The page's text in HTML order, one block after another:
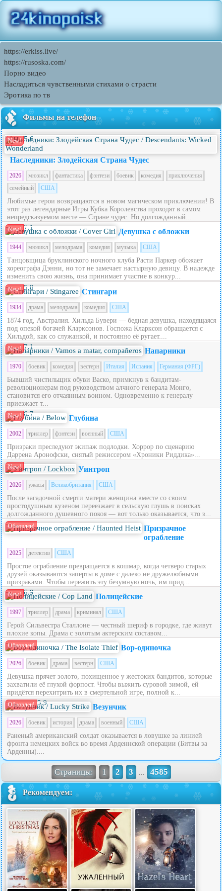
https://erkiss.live/
https://rusoska.com/
Порно видео
Насладиться чувственными стихами о страсти
Эротика по тв
Фильмы на телефон
New! 5.6
Наследники: Злодейская Страна Чудес
2026 мюзикл фантастика фэнтези боевик комедия
приключения
семейный
США
Любимые герои возвращаются в новом магическом приключении! В
этот раз легендарные Игры Кубка Королевства проходят в самом
непредсказуемом месте — Стране чудес. Но долгожданный...
New! 7.1 Девушка с обложки
1944 мюзикл мелодрама комедия музыка США
Танцовщица бруклинского ночного клуба Расти Паркер обожает
хореографа Дэнни, но тот не замечает настырную девицу. В надежде
изменить свою жизнь, она принимает участие в конкур...
New! 5.8 Стингари
1934 драма мелодрама комедия США
1874 год, Австралия. Хильда Бувери — бедная девушка, находящаяся
под опекой богачей Кларксонов. Госпожа Кларксон обращается с
Хильдой, как со служанкой, и постоянно её ругает....
New! 7.1 Напарники
1970 боевик комедия вестерн Италия Испания Германия (ФРГ)
Бывший чистильщик обуви Васко, примкнув к бандитам-
революционерам под руководством алчного генерала Монго,
становится его отчаянным воином. Одновременно к генералу
приезжает т...
New! 6.7 Глубина
2002 триллер фэнтези военный США
Призраки преследуют экипаж подлодки. Хоррор по сценарию
Даррена Аронофски, снятый режиссером «Хроники Риддика»...
New! Уинтроп
2026 ужасы Великобритания США
После загадочной смерти матери женщина вместе со своим
простодушным кузеном переезжает в сельскую глушь в поисках
долгожданного душевного покоя — вот только оказывается, что з...
Обновлен!
Призрачное
ограбление
2025 детектив США
Простое ограбление превращается в кошмар, когда четверо старых
друзей оказываются заперты в доме с далеко не дружелюбными
призраками. Чтобы пережить эту безумную ночь, им прид...
New! 6.9 Полицейские
1997 триллер драма криминал США
Герой Сильвестра Сталлоне — честный шериф в городке, где живут
плохие копы. Драма с золотым актерским составом...
Обновлен! Вор-одиночка
2026 боевик драма вестерн США
Девушка прячет золото, похищенное у жестоких бандитов, которые
захватили её глухой форпост. Чтобы выжить суровой зимой, ей
придётся перехитрить их в смертельной игре, полной к...
Обновлен! 5.9 Везунчик
2026 боевик история драма военный США
Раненый американский солдат оказывается в ловушке за линией
фронта немецких войск во время Арденнской операции (Битвы за
Арденны)....
Страницы: 1 2 3 ... 4585
Рекомендуем: